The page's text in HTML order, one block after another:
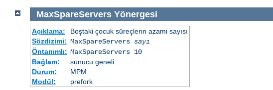
MaxSpareServers Yönergesi
Açıklama:
Boştaki çocuk süreçlerin azami sayısı
Sözdizimi: MaxSpareServers sayı
Öntanımlı: MaxSpareServers 10
Bağlam:
sunucu geneli
Durum:
MPM
Modül:
prefork